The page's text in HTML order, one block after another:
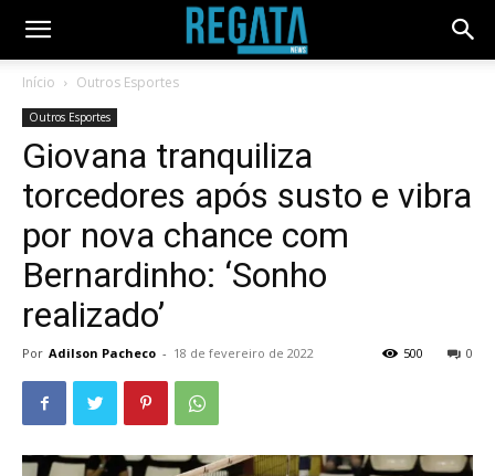
Início Outros Esportes
Outros Esportes
Giovana tranquiliza
torcedores após susto e vibra
por nova chance com
Bernardinho: ‘Sonho
realizado’
Por Adilson Pacheco - 18 de fevereiro de 2022 0
500